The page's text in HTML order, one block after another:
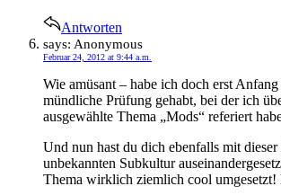
Antworten
says: Anonymous
Februar 24, 2012 at 9:44 a.m.
Wie amüsant – habe ich doch erst
mündliche Prüfung gehabt, bei der ich
ausgewählte Thema „Mods“ referiert
Und nun hast du dich ebenfalls mit dieser
unbekannten Subkultur
Thema wirklich ziemlich cool